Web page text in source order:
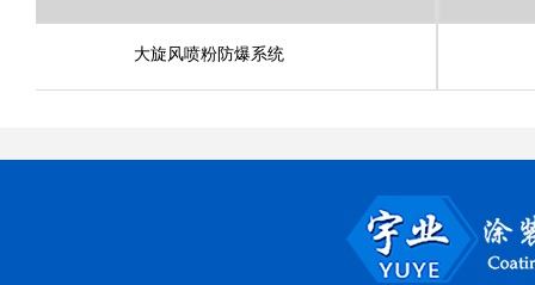
大旋风喷粉防爆系统